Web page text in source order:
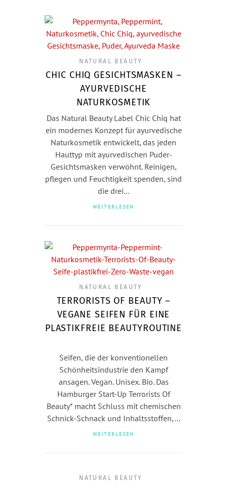
NATURAL BEAUTY
CHIC CHIQ GESICHTSMASKEN –
AYURVEDISCHE
NATURKOSMETIK
Das Natural Beauty Label Chic Chiq hat
ein modernes Konzept für ayurvedische
Naturkosmetik entwickelt, das jeden
Hauttyp mit ayurvedischen Puder-
Gesichtsmasken verwöhnt. Reinigen,
pflegen und Feuchtigkeit spenden, sind
die drei…
WEITERLESEN
NATURAL BEAUTY
TERRORISTS OF BEAUTY –
VEGANE SEIFEN FÜR EINE
PLASTIKFREIE BEAUTYROUTINE
Seifen, die der konventionellen
Schönheitsindustrie den Kampf
ansagen. Vegan. Unisex. Bio. Das
Hamburger Start-Up Terrorists Of
Beauty* macht Schluss mit chemischen
Schnick-Schnack und Inhaltsstoffen,…
WEITERLESEN
NATURAL BEAUTY